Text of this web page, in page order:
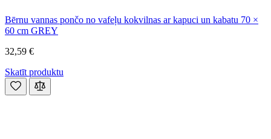
Bērnu vannas pončo no vafeļu kokvilnas ar kapuci un kabatu 70 ×
60 cm GREY
32,59 €
Skatīt produktu